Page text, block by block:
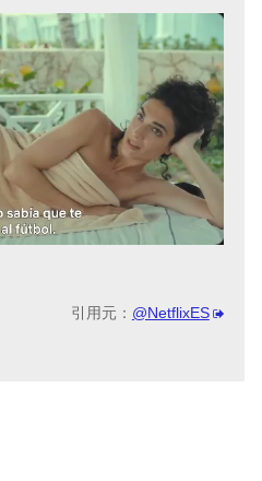
引用元： @NetflixES